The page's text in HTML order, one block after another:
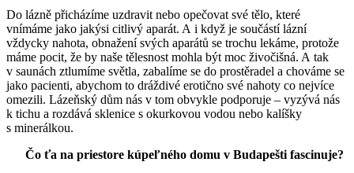
Do lázně přicházíme uzdravit nebo opečovat své tělo, které
vnímáme jako jakýsi citlivý aparát. A i když je součástí lázní
vždycky nahota, obnažení svých aparátů se trochu lekáme, protože
máme pocit, že by naše tělesnost mohla být moc živočišná. A tak
v saunách ztlumíme světla, zabalíme se do prostěradel a chováme se
jako pacienti, abychom to dráždivé erotično své nahoty co nejvíce
omezili. Lázeňský dům nás v tom obvykle podporuje – vyzývá nás
k tichu a rozdává sklenice s okurkovou vodou nebo kalíšky
s minerálkou.
Čo ťa na priestore kúpeľného domu v Budapešti fascinuje?